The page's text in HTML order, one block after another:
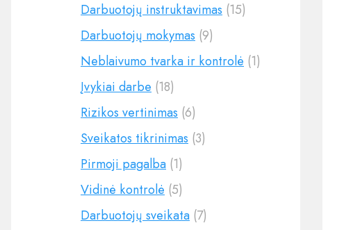
Darbuotojų instruktavimas (15)
Darbuotojų mokymas (9)
Neblaivumo tvarka ir kontrolė (1)
Įvykiai darbe (18)
Rizikos vertinimas (6)
Sveikatos tikrinimas (3)
Pirmoji pagalba (1)
Vidinė kontrolė (5)
Darbuotojų sveikata (7)